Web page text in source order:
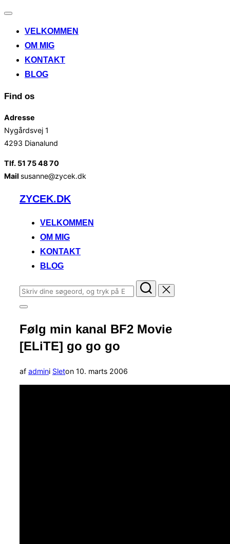
Slå
til/fraVELKOMMEN
OM MIG
KONTAKT
BLOG
Find os
Adresse
Nygårdsvej 1
4293 Dianalund
Tlf. 51 75 48 70
Mail susanne@zycek.dk
VidereZYCEK.DK
VELKOMMEN
OM MIG
KONTAKT
BLOG
Søg
efter:
Slå
i
sidekolonne
til/fra
Følg min kanal BF2 Movie
[ELiTE] go go go
af admini Sleton Udgivet
d.
10. marts 2006